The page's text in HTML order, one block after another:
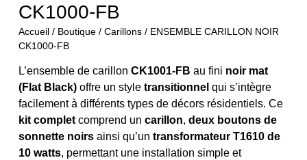
CK1000-FB
Accueil/ Boutique/ Carillons/ ENSEMBLE CARILLON NOIR
CK1000-FB
L’ensemble de carillon CK1001-FB au fini noir mat
(Flat Black)offre un style transitionnel qui s’intègre
facilement à différents types de décors résidentiels. Ce
kit completcomprend un carillon, deux boutons de
sonnette noirsainsi qu’un transformateur T1610 de
10 watts, permettant une installation simple et